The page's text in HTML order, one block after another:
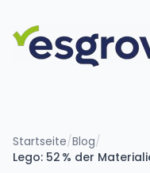
Startseite/Blog/